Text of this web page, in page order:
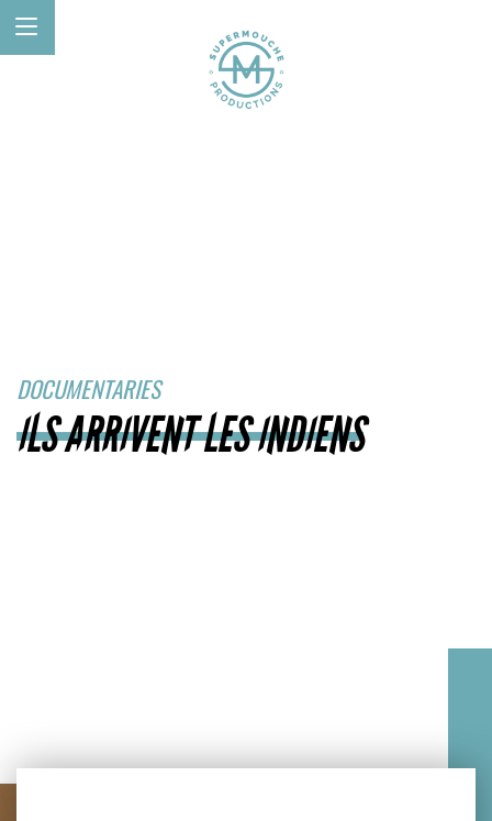
DOCUMENTARIES
ILS ARRIVENT LES INDIENS